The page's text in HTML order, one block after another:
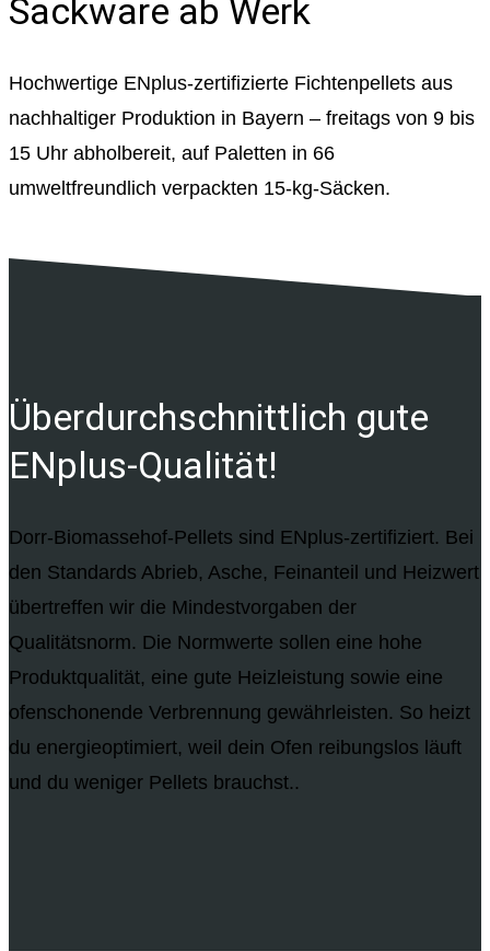
Sackware ab Werk
Hochwertige ENplus-zertifizierte Fichtenpellets aus
nachhaltiger Produktion in Bayern – freitags von 9 bis
15 Uhr abholbereit, auf Paletten in 66
umweltfreundlich verpackten 15-kg-Säcken.
Über­durchschnittlich gute
ENplus-Qualität!
Dorr-Biomassehof-Pellets sind ENplus-zertifiziert. Bei
den Standards Abrieb, Asche, Feinanteil und Heizwert
übertreffen wir die Mindestvorgaben der
Qualitätsnorm. Die Normwerte sollen eine hohe
Produktqualität, eine gute Heizleistung sowie eine
ofenschonende Verbrennung gewährleisten. So heizt
du energieoptimiert, weil dein Ofen reibungslos läuft
und du weniger Pellets brauchst..